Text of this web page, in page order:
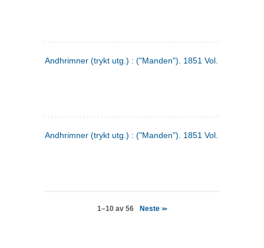
Andhrimner (trykt utg.) : ("Manden"). 1851 Vol. 2 Nr. 6
Andhrimner (trykt utg.) : ("Manden"). 1851 Vol. 1 Nr. 6
1–10 av 56 Neste>>